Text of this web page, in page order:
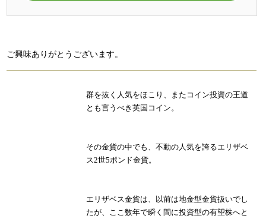
ご興味ありがとうございます。
群を抜く人気をほこり、またコイン投資の王道
とも言うべき英国コイン。
その金貨の中でも、不動の人気を誇るエリザベ
ス2世5ポンド金貨。
エリザベス金貨は、以前は地金型金貨扱いでし
たが、ここ数年で瞬く間に投資型の有望株へと